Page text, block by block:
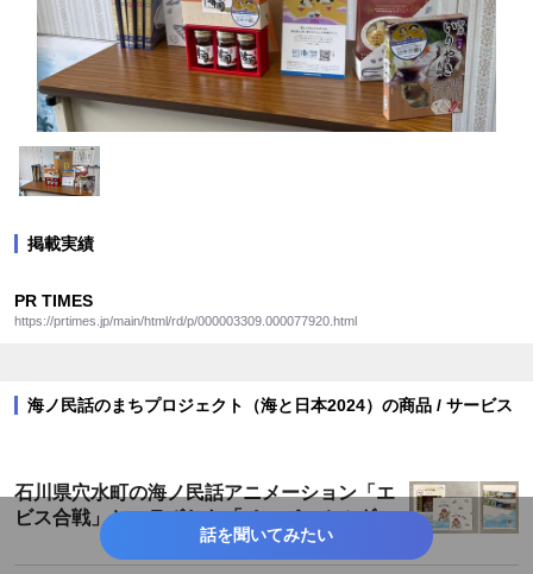
掲載実績
PR TIMES
https://prtimes.jp/main/html/rd/p/000003309.000077920.html
海ノ民話のまちプロジェクト（海と日本2024）の商品 / サービス
石川県穴水町の海ノ民話アニメーション「エ
ビス合戦」とコラボした「ペーパーホルダ
ー」が登場！
話を聞いてみたい